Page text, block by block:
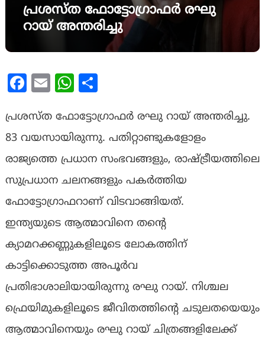
പ്രശസ്ത ഫോട്ടോഗ്രാഫർ രഘു
റായ് അന്തരിച്ചു
Facebook
Email WhatsApp
പ്രശസ്ത ഫോട്ടോഗ്രാഫര്‍ രഘു റായ് അന്തരിച്ചു.
83 വയസായിരുന്നു. പതിറ്റാണ്ടുകളോളം
രാജ്യത്തെ പ്രധാന സംഭവങ്ങളും, രാഷ്ട്രീയത്തിലെ
സുപ്രധാന ചലനങ്ങളും പകര്‍ത്തിയ
ഫോട്ടോഗ്രാഫറാണ് വിടവാങ്ങിയത്.
ഇന്ത്യയുടെ ആത്മാവിനെ തന്റെ
ക്യാമറക്കണ്ണുകളിലൂടെ ലോകത്തിന്
കാട്ടിക്കൊടുത്ത അപൂര്‍വ
പ്രതിഭാശാലിയായിരുന്നു രഘു റായ്. നിശ്ചല
ഫ്രെയിമുകളിലൂടെ ജീവിതത്തിന്റെ ചടുലതയെയും
ആത്മാവിനെയും രഘു റായ് ചിത്രങ്ങളിലേക്ക്